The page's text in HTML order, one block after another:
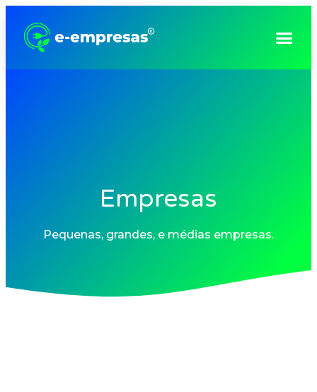
Empresas
Pequenas, grandes, e médias empresas.